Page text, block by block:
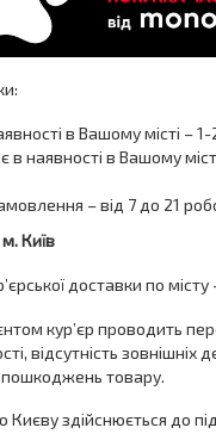
в Вашому місті –
в наявності в Вашому
– від 7 до 21
Київ
доставки по місту
кур’єр проводить
відсутність зовнішніх
пошкоджень товару.
Києву здійснюється до